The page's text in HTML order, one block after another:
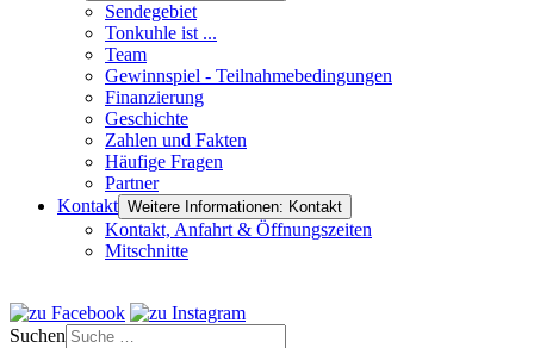
Sendegebiet
Tonkuhle ist ...
Team
Gewinnspiel - Teilnahmebedingungen
Finanzierung
Geschichte
Zahlen und Fakten
Häufige Fragen
Partner
Kontakt Weitere Informationen: Kontakt
Kontakt, Anfahrt & Öffnungszeiten
Mitschnitte
Suchen